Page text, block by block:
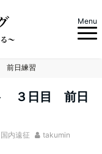
Menu
前日練習
３日目 前日
国内遠征 takumin